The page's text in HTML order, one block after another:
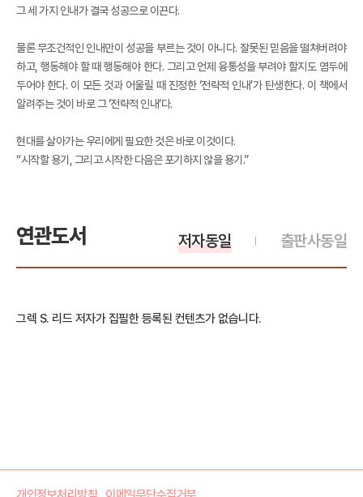
그 세 가지 인내가 결국 성공으로 이끈다.
물론 무조건적인 인내만이 성공을 부르는 것이 아니다. 잘못된 믿음을 떨쳐버려야
하고, 행동해야 할 때 행동해야 한다. 그리고 언제 융통성을 부려야 할지도 염두에
두어야 한다. 이 모든 것과 어울릴 때 진정한 ‘전략적 인내’가 탄생한다. 이 책에서
알려주는 것이 바로 그 ‘전략적 인내’다.
현대를 살아가는 우리에게 필요한 것은 바로 이것이다.
“시작할 용기, 그리고 시작한 다음은 포기하지 않을 용기.”
연관도서 출판사동일
저자동일
그렉 S. 리드 저자가 집필한 등록된 컨텐츠가 없습니다.